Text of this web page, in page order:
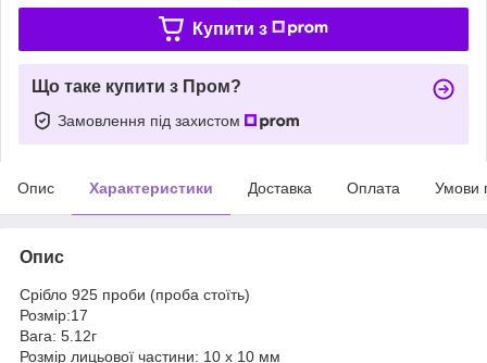
Купити з
Що таке купити з Пром?
Замовлення під захистом
Опис Характеристики Доставка Оплата Умови
Опис
Срібло 925 проби (проба стоїть)
Розмір:17
Вага: 5.12г
Розмір лицьової частини: 10 х 10 мм